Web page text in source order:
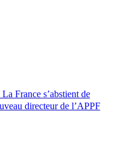
France s’abstient de
directeur de l’APPF